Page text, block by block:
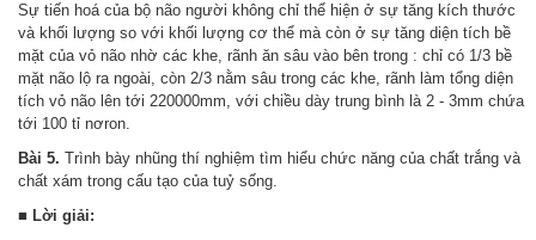
Sự tiến hoá của bộ não người không chỉ thể hiện ở sự tăng kích thước
và khối lượng so với khối lượng cơ thể mà còn ở sự tăng diện tích bề
mặt của vỏ não nhờ các khe, rãnh ăn sâu vào bên trong : chỉ có 1/3 bề
mặt não lộ ra ngoài, còn 2/3 nằm sâu trong các khe, rãnh làm tổng diện
tích vỏ não lên tới 220000mm, với chiều dày trung bình là 2 - 3mm chứa
tới 100 tỉ nơron.
Bài 5. Trình bày nhũng thí nghiệm tìm hiểu chức năng của chất trắng và
chất xám trong cấu tạo của tuỷ sống.
■ Lời giải: